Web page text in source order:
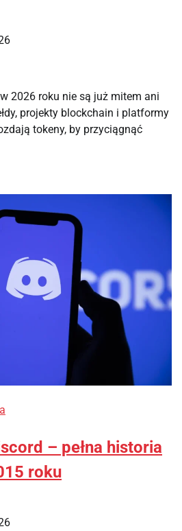
2026 roku nie są już mitem ani
projekty blockchain i platformy
tokeny, by przyciągnąć
– pełna historia
roku